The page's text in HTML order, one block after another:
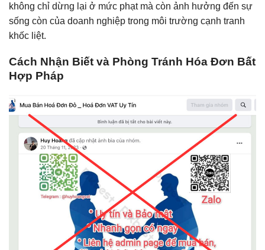
không chỉ dừng lại ở mức phạt mà còn ảnh hưởng đến sự
sống còn của doanh nghiệp trong môi trường cạnh tranh
khốc liệt.
Cách Nhận Biết và Phòng Tránh Hóa Đơn Bất
Hợp Pháp